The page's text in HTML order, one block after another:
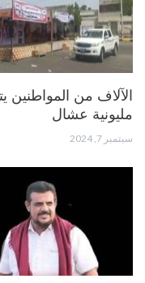
الآلاف من المواطنين
مليونية عشال
سبتمبر 7, 2024